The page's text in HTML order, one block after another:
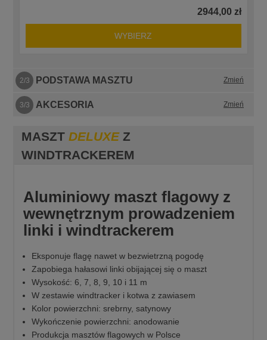
2944,00 zł
WYBIERZ
PODSTAWA MASZTU Zmień
2/3
AKCESORIA Zmień
3/3
MASZT DELUXEZ
WINDTRACKEREM
Aluminiowy maszt flagowy z
wewnętrznym prowadzeniem
linki i windtrackerem
Eksponuje flagę nawet w bezwietrzną pogodę
Zapobiega hałasowi linki obijającej się o maszt
Wysokość: 6, 7, 8, 9, 10 i 11 m
W zestawie windtracker i kotwa z zawiasem
Kolor powierzchni: srebrny, satynowy
Wykończenie powierzchni: anodowanie
Produkcja masztów flagowych w Polsce